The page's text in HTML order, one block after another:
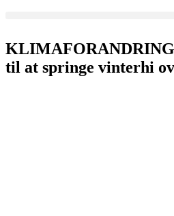
til at springe vinterhi